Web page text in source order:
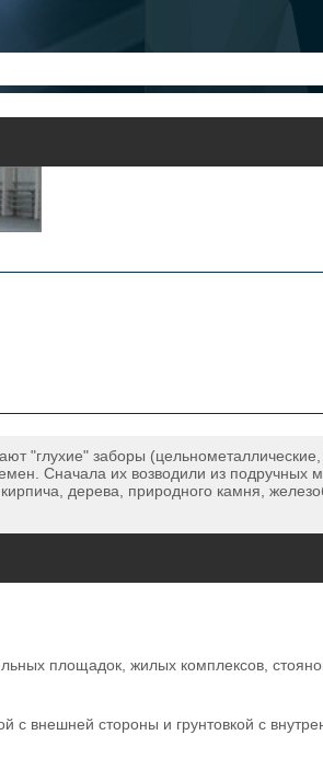
"глухие" заборы
Сначала их возводили из подручных
дерева, природного камня,
площадок, жилых комплексов,
внешней стороны и грунтовкой с